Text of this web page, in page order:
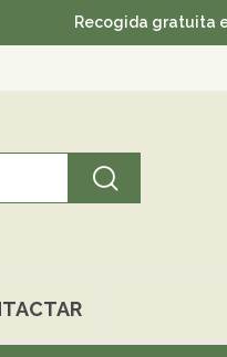
Recogida gratuita en